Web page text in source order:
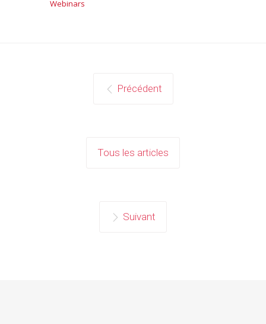
Webinars
Précédent
Tous les articles
Suivant